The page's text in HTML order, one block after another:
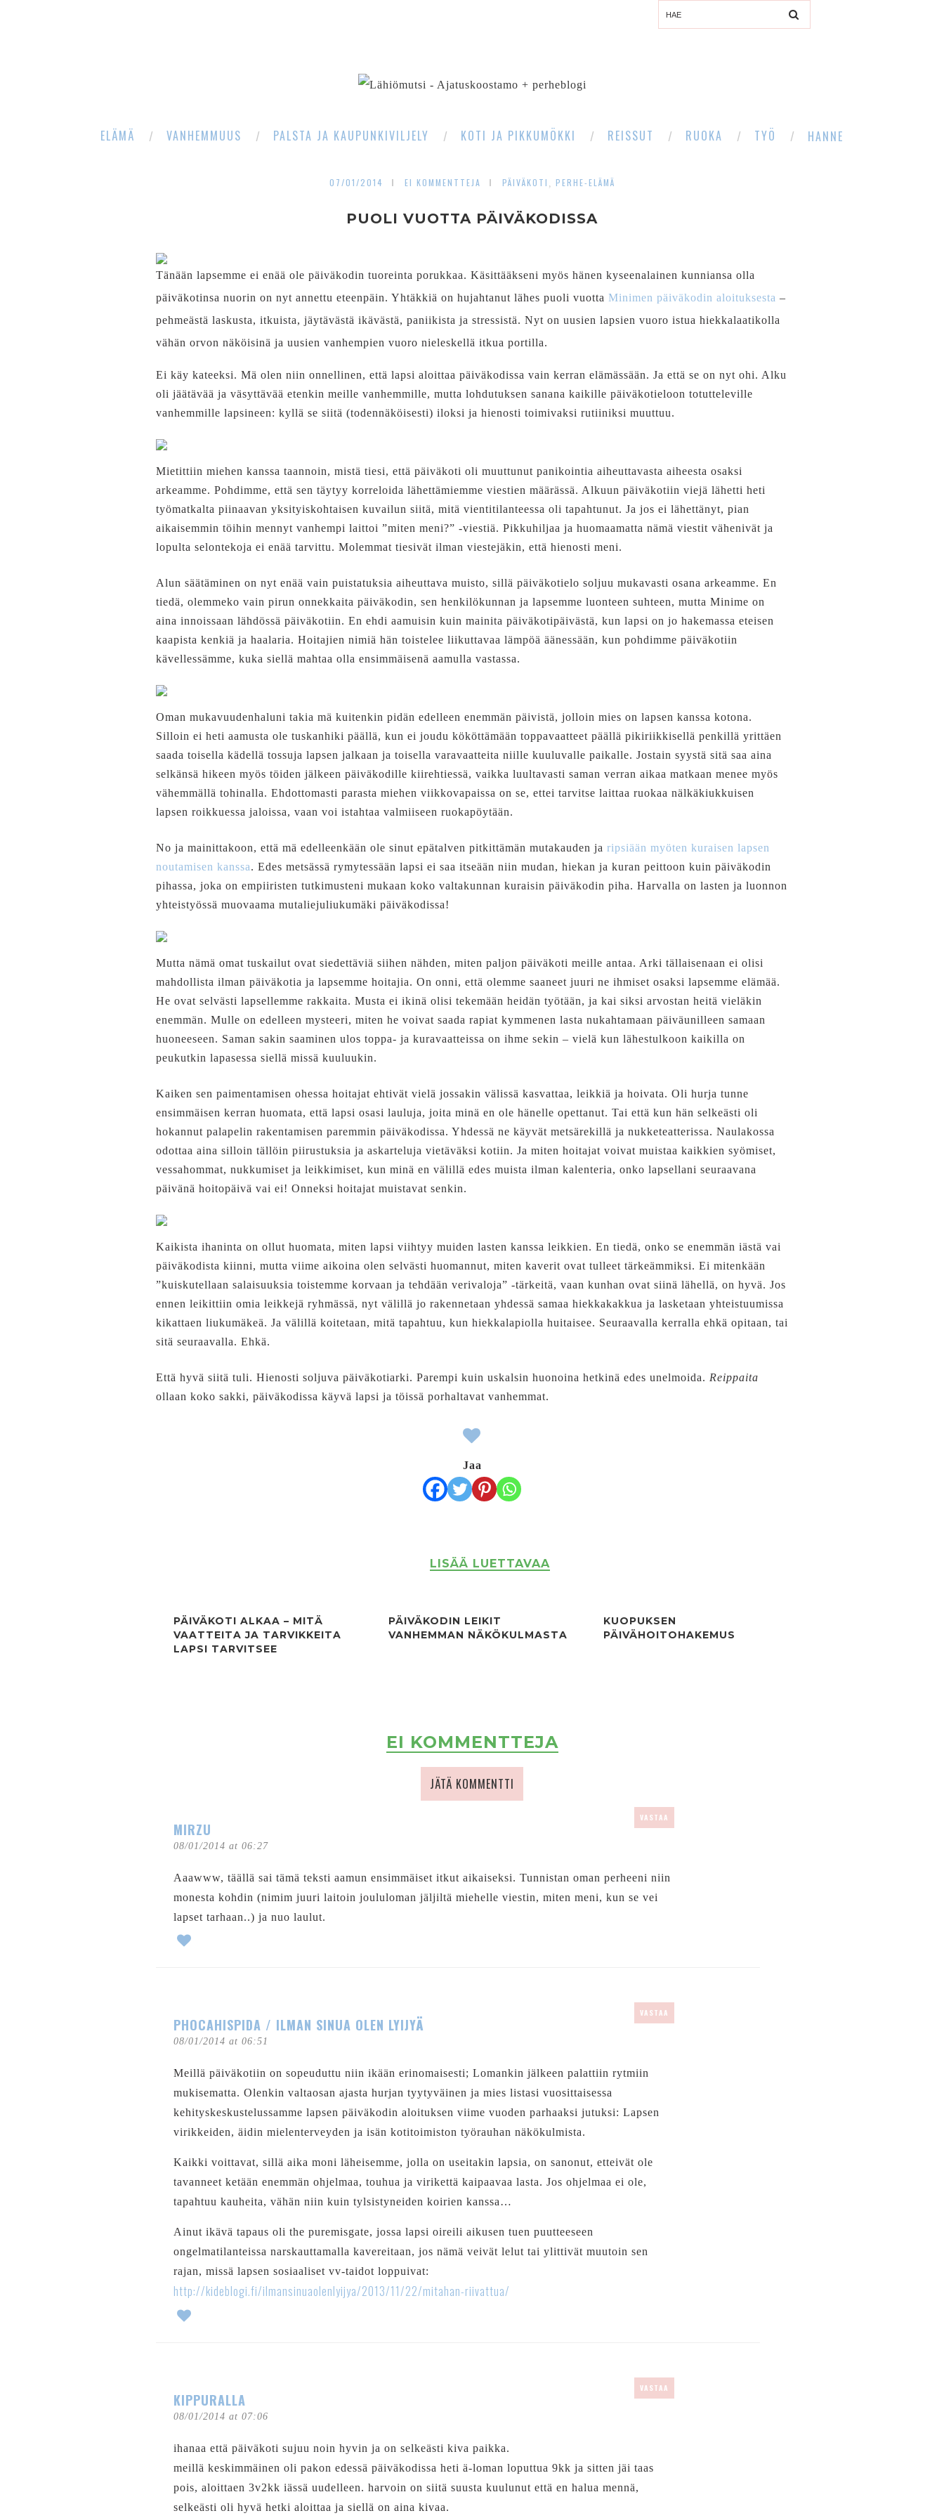
ELÄMÄ VANHEMMUUS PALSTA JA KAUPUNKIVILJELY KOTI JA PIKKUMÖKKI REISSUT RUOKA TYÖ HANNE
07/01/2014 EI KOMMENTTEJA PÄIVÄKOTI , PERHE-ELÄMÄ
PUOLI VUOTTA PÄIVÄKODISSA
Tänään lapsemme ei enää ole päiväkodin tuoreinta porukkaa. Käsittääkseni myös hänen kyseenalainen kunniansa olla
päiväkotinsa nuorin on nyt annettu eteenpäin. Yhtäkkiä on hujahtanut lähes puoli vuotta Minimen päiväkodin aloituksesta –
pehmeästä laskusta, itkuista, jäytävästä ikävästä, paniikista ja stressistä. Nyt on uusien lapsien vuoro istua hiekkalaatikolla
vähän orvon näköisinä ja uusien vanhempien vuoro nieleskellä itkua portilla.
Ei käy kateeksi. Mä olen niin onnellinen, että lapsi aloittaa päiväkodissa vain kerran elämässään. Ja että se on nyt ohi. Alku
oli jäätävää ja väsyttävää etenkin meille vanhemmille, mutta lohdutuksen sanana kaikille päiväkotieloon totutteleville
vanhemmille lapsineen: kyllä se siitä (todennäköisesti) iloksi ja hienosti toimivaksi rutiiniksi muuttuu.
Mietittiin miehen kanssa taannoin, mistä tiesi, että päiväkoti oli muuttunut panikointia aiheuttavasta aiheesta osaksi
arkeamme. Pohdimme, että sen täytyy korreloida lähettämiemme viestien määrässä. Alkuun päiväkotiin viejä lähetti heti
työmatkalta piinaavan yksityiskohtaisen kuvailun siitä, mitä vientitilanteessa oli tapahtunut. Ja jos ei lähettänyt, pian
aikaisemmin töihin mennyt vanhempi laittoi ”miten meni?” -viestiä. Pikkuhiljaa ja huomaamatta nämä viestit vähenivät ja
lopulta selontekoja ei enää tarvittu. Molemmat tiesivät ilman viestejäkin, että hienosti meni.
Alun säätäminen on nyt enää vain puistatuksia aiheuttava muisto, sillä päiväkotielo soljuu mukavasti osana arkeamme. En
tiedä, olemmeko vain pirun onnekkaita päiväkodin, sen henkilökunnan ja lapsemme luonteen suhteen, mutta Minime on
aina innoissaan lähdössä päiväkotiin. En ehdi aamuisin kuin mainita päiväkotipäivästä, kun lapsi on jo hakemassa eteisen
kaapista kenkiä ja haalaria. Hoitajien nimiä hän toistelee liikuttavaa lämpöä äänessään, kun pohdimme päiväkotiin
kävellessämme, kuka siellä mahtaa olla ensimmäisenä aamulla vastassa.
Oman mukavuudenhaluni takia mä kuitenkin pidän edelleen enemmän päivistä, jolloin mies on lapsen kanssa kotona.
Silloin ei heti aamusta ole tuskanhiki päällä, kun ei joudu kököttämään toppavaatteet päällä pikiriikkisellä penkillä yrittäen
saada toisella kädellä tossuja lapsen jalkaan ja toisella varavaatteita niille kuuluvalle paikalle. Jostain syystä sitä saa aina
selkänsä hikeen myös töiden jälkeen päiväkodille kiirehtiessä, vaikka luultavasti saman verran aikaa matkaan menee myös
vähemmällä tohinalla. Ehdottomasti parasta miehen viikkovapaissa on se, ettei tarvitse laittaa ruokaa nälkäkiukkuisen
lapsen roikkuessa jaloissa, vaan voi istahtaa valmiiseen ruokapöytään.
No ja mainittakoon, että mä edelleenkään ole sinut epätalven pitkittämän mutakauden ja ripsiään myöten kuraisen lapsen
noutamisen kanssa. Edes metsässä rymytessään lapsi ei saa itseään niin mudan, hiekan ja kuran peittoon kuin päiväkodin
pihassa, joka on empiiristen tutkimusteni mukaan koko valtakunnan kuraisin päiväkodin piha. Harvalla on lasten ja luonnon
yhteistyössä muovaama mutaliejuliukumäki päiväkodissa!
Mutta nämä omat tuskailut ovat siedettäviä siihen nähden, miten paljon päiväkoti meille antaa. Arki tällaisenaan ei olisi
mahdollista ilman päiväkotia ja lapsemme hoitajia. On onni, että olemme saaneet juuri ne ihmiset osaksi lapsemme elämää.
He ovat selvästi lapsellemme rakkaita. Musta ei ikinä olisi tekemään heidän työtään, ja kai siksi arvostan heitä vieläkin
enemmän. Mulle on edelleen mysteeri, miten he voivat saada rapiat kymmenen lasta nukahtamaan päiväunilleen samaan
huoneeseen. Saman sakin saaminen ulos toppa- ja kuravaatteissa on ihme sekin – vielä kun lähestulkoon kaikilla on
peukutkin lapasessa siellä missä kuuluukin.
Kaiken sen paimentamisen ohessa hoitajat ehtivät vielä jossakin välissä kasvattaa, leikkiä ja hoivata. Oli hurja tunne
ensimmäisen kerran huomata, että lapsi osasi lauluja, joita minä en ole hänelle opettanut. Tai että kun hän selkeästi oli
hokannut palapelin rakentamisen paremmin päiväkodissa. Yhdessä ne käyvät metsärekillä ja nukketeatterissa. Naulakossa
odottaa aina silloin tällöin piirustuksia ja askarteluja vietäväksi kotiin. Ja miten hoitajat voivat muistaa kaikkien syömiset,
vessahommat, nukkumiset ja leikkimiset, kun minä en välillä edes muista ilman kalenteria, onko lapsellani seuraavana
päivänä hoitopäivä vai ei! Onneksi hoitajat muistavat senkin.
Kaikista ihaninta on ollut huomata, miten lapsi viihtyy muiden lasten kanssa leikkien. En tiedä, onko se enemmän iästä vai
päiväkodista kiinni, mutta viime aikoina olen selvästi huomannut, miten kaverit ovat tulleet tärkeämmiksi. Ei mitenkään
”kuiskutellaan salaisuuksia toistemme korvaan ja tehdään verivaloja” -tärkeitä, vaan kunhan ovat siinä lähellä, on hyvä. Jos
ennen leikittiin omia leikkejä ryhmässä, nyt välillä jo rakennetaan yhdessä samaa hiekkakakkua ja lasketaan yhteistuumissa
kikattaen liukumäkeä. Ja välillä koitetaan, mitä tapahtuu, kun hiekkalapiolla huitaisee. Seuraavalla kerralla ehkä opitaan, tai
sitä seuraavalla. Ehkä.
Että hyvä siitä tuli. Hienosti soljuva päiväkotiarki. Parempi kuin uskalsin huonoina hetkinä edes unelmoida. Reippaita
ollaan koko sakki, päiväkodissa käyvä lapsi ja töissä porhaltavat vanhemmat.
Jaa
LISÄÄ LUETTAVAA
PÄIVÄKOTI ALKAA – MITÄ
VAATTEITA JA TARVIKKEITA
LAPSI TARVITSEE
PÄIVÄKODIN LEIKIT
VANHEMMAN NÄKÖKULMASTA
KUOPUKSEN
PÄIVÄHOITOHAKEMUS
EI KOMMENTTEJA
JÄTÄ KOMMENTTI
MIRZU
08/01/2014 at 06:27
VASTAA
Aaawww, täällä sai tämä teksti aamun ensimmäiset itkut aikaiseksi. Tunnistan oman perheeni niin
monesta kohdin (nimim juuri laitoin joululoman jäljiltä miehelle viestin, miten meni, kun se vei
lapset tarhaan..) ja nuo laulut.
PHOCAHISPIDA / ILMAN SINUA OLEN LYIJYÄ
08/01/2014 at 06:51
VASTAA
Meillä päiväkotiin on sopeuduttu niin ikään erinomaisesti; Lomankin jälkeen palattiin rytmiin
mukisematta. Olenkin valtaosan ajasta hurjan tyytyväinen ja mies listasi vuosittaisessa
kehityskeskustelussamme lapsen päiväkodin aloituksen viime vuoden parhaaksi jutuksi: Lapsen
virikkeiden, äidin mielenterveyden ja isän kotitoimiston työrauhan näkökulmista.
Kaikki voittavat, sillä aika moni läheisemme, jolla on useitakin lapsia, on sanonut, etteivät ole
tavanneet ketään enemmän ohjelmaa, touhua ja virikettä kaipaavaa lasta. Jos ohjelmaa ei ole,
tapahtuu kauheita, vähän niin kuin tylsistyneiden koirien kanssa…
Ainut ikävä tapaus oli the puremisgate, jossa lapsi oireili aikusen tuen puutteeseen
ongelmatilanteissa narskauttamalla kavereitaan, jos nämä veivät lelut tai ylittivät muutoin sen
rajan, missä lapsen sosiaaliset vv-taidot loppuivat:
http://kideblogi.fi/ilmansinuaolenlyijya/2013/11/22/mitahan-riivattua/
KIPPURALLA
08/01/2014 at 07:06
VASTAA
ihanaa että päiväkoti sujuu noin hyvin ja on selkeästi kiva paikka.
meillä keskimmäinen oli pakon edessä päiväkodissa heti ä-loman loputtua 9kk ja sitten jäi taas
pois, aloittaen 3v2kk iässä uudelleen. harvoin on siitä suusta kuulunut että en halua mennä,
selkeästi oli hyvä hetki aloittaa ja siellä on aina kivaa.